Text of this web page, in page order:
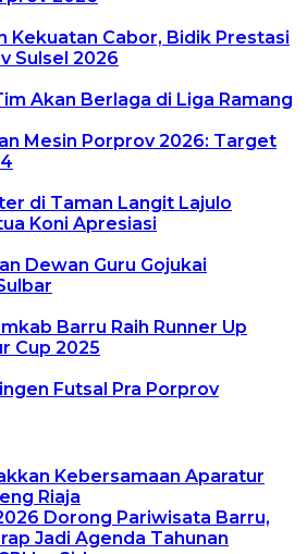
Kekuatan Cabor, Bidik Prestasi
Sulsel 2026
Akan Berlaga di Liga Ramang
Mesin Porprov 2026: Target
di Taman Langit Lajulo
Koni Apresiasi
Dewan Guru Gojukai
Barru Raih Runner Up
Cup 2025
Futsal Pra Porprov
Kebersamaan Aparatur
Riaja
Dorong Pariwisata Barru,
Jadi Agenda Tahunan